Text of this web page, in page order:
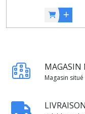
MAGASIN
Magasin